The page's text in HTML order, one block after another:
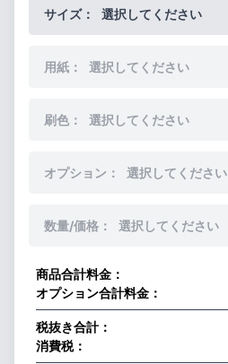
サイズ： 選択してください
用紙： 選択してください
刷色： 選択してください
オプション： 選択してください
数量/価格： 選択してください
商品合計料金：
オプション合計料金：
税抜き合計：
消費税：